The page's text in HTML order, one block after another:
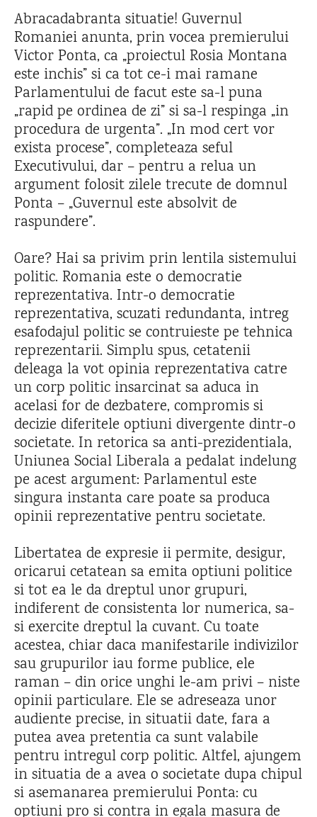
Abracadabranta situatie! Guvernul
Romaniei anunta, prin vocea premierului
Victor Ponta, ca „proiectul Rosia Montana
este inchis” si ca tot ce-i mai ramane
Parlamentului de facut este sa-l puna
„rapid pe ordinea de zi” si sa-l respinga „in
procedura de urgenta”. „In mod cert vor
exista procese”, completeaza seful
Executivului, dar – pentru a relua un
argument folosit zilele trecute de domnul
Ponta – „Guvernul este absolvit de
raspundere”.
Oare? Hai sa privim prin lentila sistemului
politic. Romania este o democratie
reprezentativa. Intr-o democratie
reprezentativa, scuzati redundanta, intreg
esafodajul politic se contruieste pe tehnica
reprezentarii. Simplu spus, cetatenii
deleaga la vot opinia reprezentativa catre
un corp politic insarcinat sa aduca in
acelasi for de dezbatere, compromis si
decizie diferitele optiuni divergente dintr-o
societate. In retorica sa anti-prezidentiala,
Uniunea Social Liberala a pedalat indelung
pe acest argument: Parlamentul este
singura instanta care poate sa produca
opinii reprezentative pentru societate.
Libertatea de expresie ii permite, desigur,
oricarui cetatean sa emita optiuni politice
si tot ea le da dreptul unor grupuri,
indiferent de consistenta lor numerica, sa-
si exercite dreptul la cuvant. Cu toate
acestea, chiar daca manifestarile indivizilor
sau grupurilor iau forme publice, ele
raman – din orice unghi le-am privi – niste
opinii particulare. Ele se adreseaza unor
audiente precise, in situatii date, fara a
putea avea pretentia ca sunt valabile
pentru intregul corp politic. Altfel, ajungem
in situatia de a avea o societate dupa chipul
si asemanarea premierului Ponta: cu
optiuni pro si contra in egala masura de